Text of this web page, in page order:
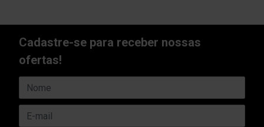
Cadastre-se para receber nossas
ofertas!